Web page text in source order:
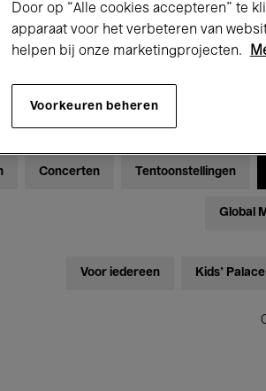
Concerten Tentoonstellingen
Global
Voor iedereen Kids’ Palace
Door op “Alle cookies accepteren” te
apparaat voor het verbeteren van
helpen bij onze marketingprojecten.
Voorkeuren beheren